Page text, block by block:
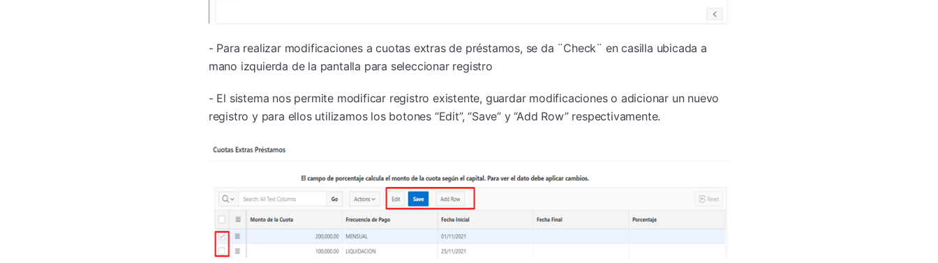
- Para realizar modificaciones a cuotas extras de préstamos, se da ¨Check¨ en casilla ubicada a
mano izquierda de la pantalla para seleccionar registro
- El sistema nos permite modificar registro existente, guardar modificaciones o adicionar un nuevo
registro y para ellos utilizamos los botones “Edit”, “Save” y “Add Row” respectivamente.